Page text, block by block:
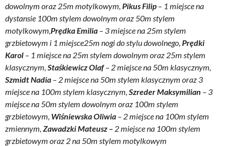
dowolnym oraz 25m motylkowym, Pikus Filip– 1 miejsce na
dystansie 100m stylem dowolnym oraz 50m stylem
motylkowym, Prędka Emilia – 3 miejsce na 25m stylem
grzbietowym i 1 miejsce25m nogi do stylu dowolnego, Prędki
Karol – 1 miejsce na 25m stylem dowolnym oraz 25m stylem
klasycznym, Staśkiewicz Olaf– 2 miejsce na 50m klasycznym,
Szmidt Nadia – 2 miejsce na 50m stylem klasycznym oraz 3
miejsce na 100m stylem klasycznym, Szreder Maksymilian – 3
miejsce na 50m stylem dowolnym oraz 100m stylem
grzbietowym, Wiśniewska Oliwia – 2 miejsce na 100m stylem
zmiennym, Zawadzki Mateusz – 2 miejsce na 100m stylem
grzbietowym oraz 2 na 50m stylem motylkowym